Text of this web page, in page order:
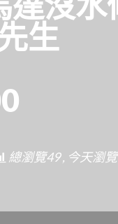
生
總瀏覽49 , 今天瀏